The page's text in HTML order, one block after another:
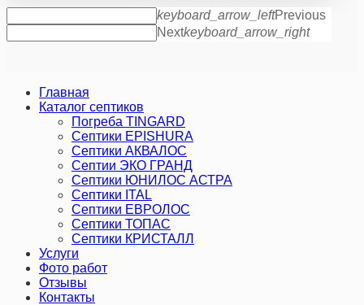
keyboard_arrow_leftPrevious
Nextkeyboard_arrow_right
Главная
Каталог септиков
Погреба TINGARD
Септики EPISHURA
Септики АКВАЛОС
Септии ЭКО ГРАНД
Септики ЮНИЛОС АСТРА
Септики ITAL
Септики ЕВРОЛОС
Септики ТОПАС
Септики КРИСТАЛЛ
Услуги
Фото работ
Отзывы
Контакты